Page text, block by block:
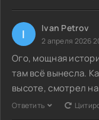
I Ivan Petrov
2 апреля 2026
Ого, мощная
там всё вынесла.
высоте, смотрел
Ответить